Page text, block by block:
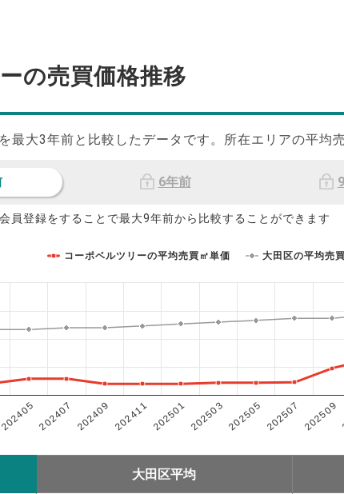
の売買価格推移
最大3年前と比較したデータです。所在エリアの平均
6年前
会員登録をすることで最大9年前から比較することができます
コーポベルツリーの平均売買㎡単価 大田区の平均売
202405202407 202409 202411202501202503202505 202507 202509
大田区平均